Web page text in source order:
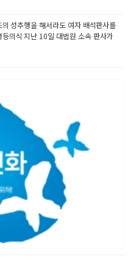
성추행을 해서라도 여자 배석판사를
의식 지난 10일 대법원 소속 판사가